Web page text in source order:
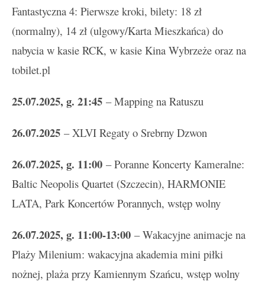
Fantastyczna 4: Pierwsze kroki, bilety: 18 zł
(normalny), 14 zł (ulgowy/Karta Mieszkańca) do
nabycia w kasie RCK, w kasie Kina Wybrzeże oraz na
tobilet.pl
25.07.2025, g. 21:45 – Mapping na Ratuszu
26.07.2025 – XLVI Regaty o Srebrny Dzwon
26.07.2025, g. 11:00 – Poranne Koncerty Kameralne:
Baltic Neopolis Quartet (Szczecin), HARMONIE
LATA, Park Koncertów Porannych, wstęp wolny
26.07.2025, g. 11:00-13:00 – Wakacyjne animacje na
Plaży Milenium: wakacyjna akademia mini piłki
nożnej, plaża przy Kamiennym Szańcu, wstęp wolny